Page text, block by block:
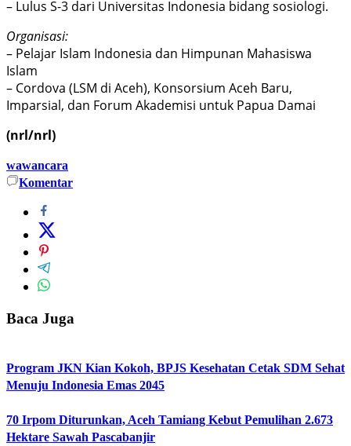
– Lulus S-3 dari Universitas Indonesia bidang sosiologi.
Organisasi:
– Pelajar Islam Indonesia dan Himpunan Mahasiswa
Islam
– Cordova (LSM di Aceh), Konsorsium Aceh Baru,
Imparsial, dan Forum Akademisi untuk Papua Damai
(nrl/nrl)
wawancara
Komentar
Baca Juga
Program JKN Kian Kokoh, BPJS Kesehatan Cetak SDM Sehat
Menuju Indonesia Emas 2045
70 Irpom Diturunkan, Aceh Tamiang Kebut Pemulihan 2.673
Hektare Sawah Pascabanjir